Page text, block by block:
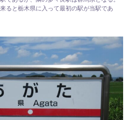
ると栃木県に入って最初の駅が当駅であ